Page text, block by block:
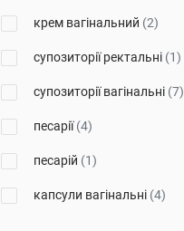
крем вагінальний (2)
супозиторії ректальні (1)
супозиторії вагінальні (7)
песарії(4)
песарій (1)
капсули вагінальні (4)